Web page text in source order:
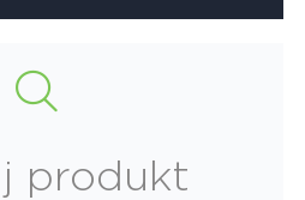
produkt